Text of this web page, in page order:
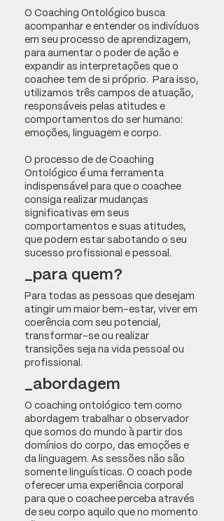
O Coaching Ontológico busca
acompanhar e entender os indivíduos
em seu processo de aprendizagem,
para aumentar o poder de ação e
expandir as interpretações que o
coachee tem de si próprio. Para isso,
utilizamos três campos de atuação,
responsáveis pelas atitudes e
comportamentos do ser humano:
emoções, linguagem e corpo.
O processo de de Coaching
Ontológico é uma ferramenta
indispensável para que o coachee
consiga realizar mudanças
significativas em seus
comportamentos e suas atitudes,
que podem estar sabotando o seu
sucesso profissional e pessoal.
_para quem?
Para todas as pessoas que desejam
atingir um maior bem-estar, viver em
coerência com seu potencial,
transformar-se ou realizar
transições seja na vida pessoal ou
profissional.
_abordagem
O coaching ontológico tem como
abordagem trabalhar o observador
que somos do mundo à partir dos
domínios do corpo, das emoções e
da linguagem. As sessões não são
somente linguísticas. O coach pode
oferecer uma experiência corporal
para que o coachee perceba através
de seu corpo aquilo que no momento